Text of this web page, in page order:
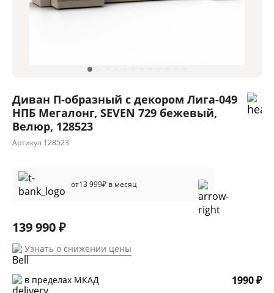
Диван П-образный с декором Лига-049
НПБ Мегалонг, SEVEN 729 бежевый,
Велюр, 128523
Артикул 128523
от13 999₽ в месяц
139 990 ₽
Узнать о снижении цены
в пределах МКАД 1990 ₽